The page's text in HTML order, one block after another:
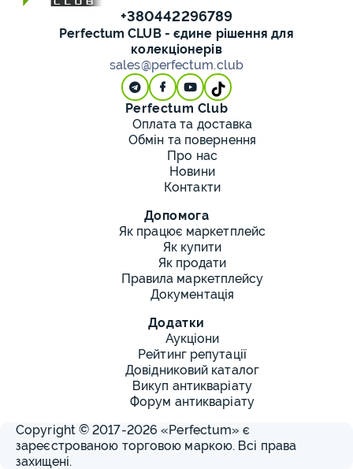
+380442296789
Perfectum CLUB - єдине рішення для
колекціонерів
sales@perfectum.club
Perfectum Club
Оплата та доставка
Обмін та повернення
Про нас
Новини
Контакти
Допомога
Як працює маркетплейс
Як купити
Як продати
Правила маркетплейсу
Документація
Додатки
Аукціони
Рейтинг репутації
Довідниковий каталог
Викуп антикваріату
Форум антикваріату
Copyright © 2017-2026 «Perfectum» є
зареєстрованою торговою маркою. Всі права
захищені.